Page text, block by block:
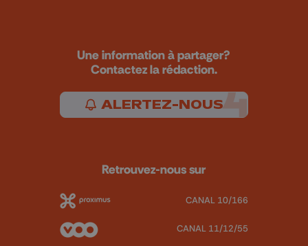
Une information à partager?
Contactez la rédaction.
ALERTEZ-NOUS
Retrouvez-nous sur
CANAL 10/166
CANAL 11/12/55